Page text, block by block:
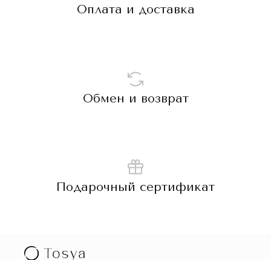
Оплата и доставка
Обмен и возврат
Подарочный сертификат